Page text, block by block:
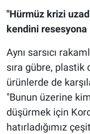
"Hürmüz krizi
kendini resesyona
Aynı sarsıcı
sıra gübre,
ürünlerde de
"Bunun üzerine
düşürmek için
hatırladığımız